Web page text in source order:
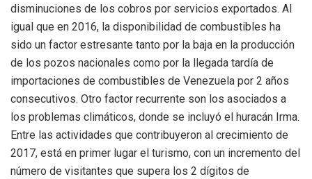
disminuciones de los cobros por servicios exportados. Al
igual que en 2016, la disponibilidad de combustibles ha
sido un factor estresante tanto por la baja en la producción
de los pozos nacionales como por la llegada tardía de
importaciones de combustibles de Venezuela por 2 años
consecutivos. Otro factor recurrente son los asociados a
los problemas climáticos, donde se incluyó el huracán Irma.
Entre las actividades que contribuyeron al crecimiento de
2017, está en primer lugar el turismo, con un incremento del
número de visitantes que supera los 2 dígitos de